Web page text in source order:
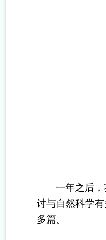
一年之后
讨与自然科学有
多篇。